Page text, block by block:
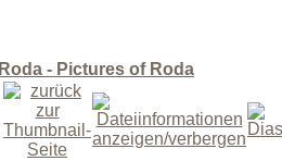
Roda - Pictures of Roda